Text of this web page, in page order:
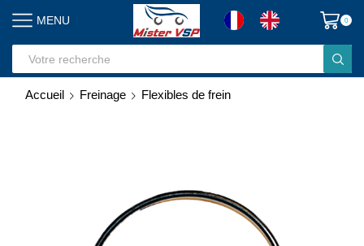
MENU 0
input
Accueil Freinage Flexibles de frein